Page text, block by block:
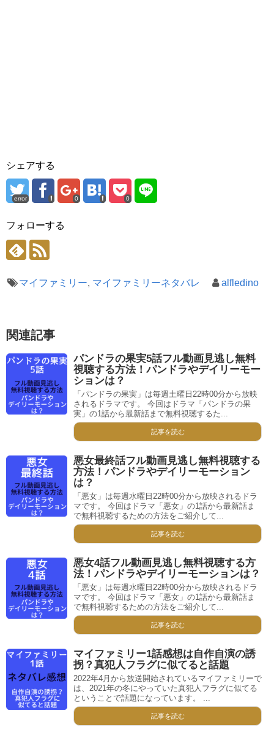
シェアする
error 0 0
フォローする
マイファミリー, マイファミリーネタバレ alfledino
関連記事
パンドラの果実5話フル動画見逃し無料
視聴する方法！パンドラやデイリーモー
ションは？
「パンドラの果実」は毎週土曜日22時00分から放映
されるドラマです。 今回はドラマ「パンドラの果
実」の1話から最新話まで無料視聴するた...
記事を読む
悪女最終話フル動画見逃し無料視聴する
方法！パンドラやデイリーモーション
は？
「悪女」は毎週水曜日22時00分から放映されるドラ
マです。 今回はドラマ「悪女」の1話から最新話ま
で無料視聴するための方法をご紹介して...
記事を読む
悪女4話フル動画見逃し無料視聴する方
法！パンドラやデイリーモーションは？
「悪女」は毎週水曜日22時00分から放映されるドラ
マです。 今回はドラマ「悪女」の1話から最新話ま
で無料視聴するための方法をご紹介して...
記事を読む
マイファミリー1話感想は自作自演の誘
拐？真犯人フラグに似てると話題
2022年4月から放送開始されているマイファミリーで
は、2021年の冬にやっていた真犯人フラグに似てる
ということで話題になっています。 ...
記事を読む